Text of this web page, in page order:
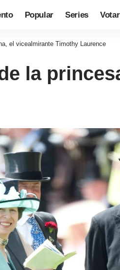
Popular Series Votar
el vicealmirante Timothy Laurence
la